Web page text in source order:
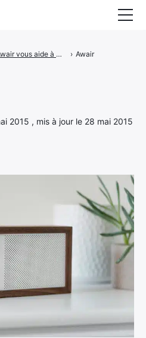
2015 , mis à jour le 28 mai 2015
Awair vous aide à mieux respirer en analysant la qualité de l'air › Awair